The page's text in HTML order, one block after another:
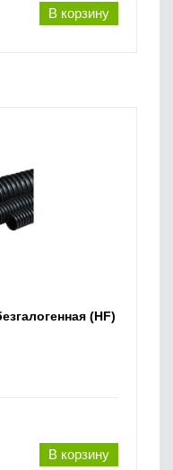
В корзину
(HF)
В корзину